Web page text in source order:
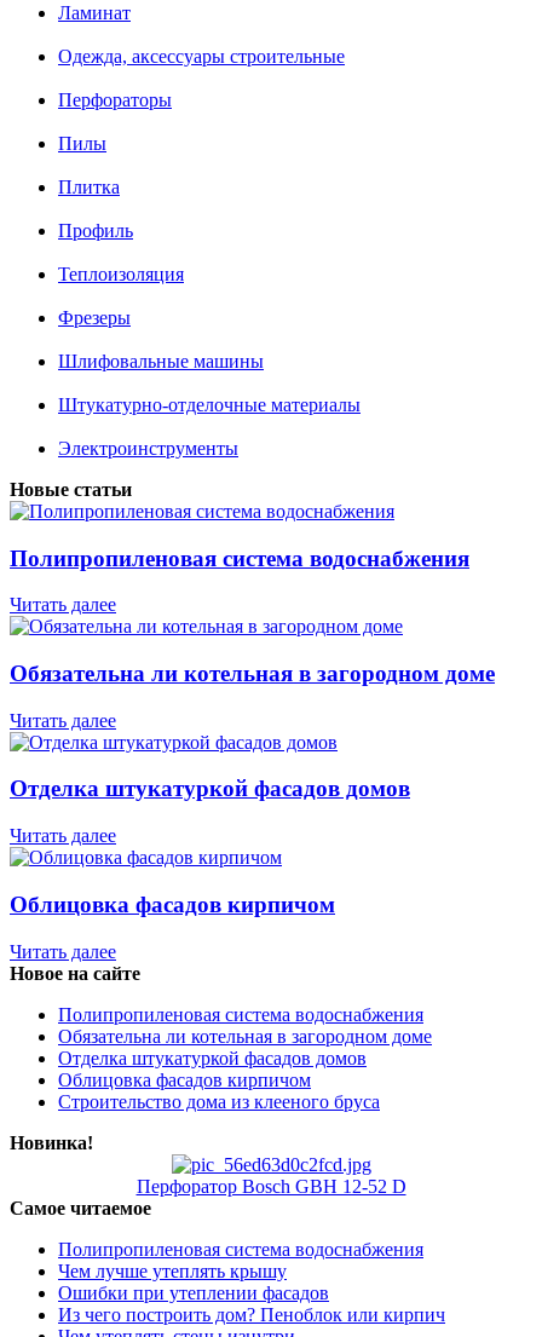
Ламинат
Одежда, аксессуары строительные
Перфораторы
Пилы
Плитка
Профиль
Теплоизоляция
Фрезеры
Шлифовальные машины
Штукатурно-отделочные материалы
Электроинструменты
Новые статьи
Полипропиленовая система водоснабжения
Читать далее
Обязательна ли котельная в загородном доме
Читать далее
Отделка штукатуркой фасадов домов
Читать далее
Облицовка фасадов кирпичом
Читать далее
Новое на сайте
Полипропиленовая система водоснабжения
Обязательна ли котельная в загородном доме
Отделка штукатуркой фасадов домов
Облицовка фасадов кирпичом
Строительство дома из клееного бруса
Новинка!
Перфоратор Bosch GBH 12-52 D
Самое читаемое
Полипропиленовая система водоснабжения
Чем лучше утеплять крышу
Ошибки при утеплении фасадов
Из чего построить дом? Пеноблок или кирпич